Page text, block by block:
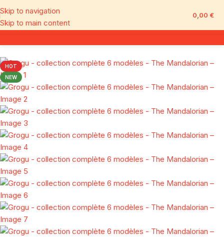
Skip to navigation
Skip to main content
0,00 €
HOT
NEW